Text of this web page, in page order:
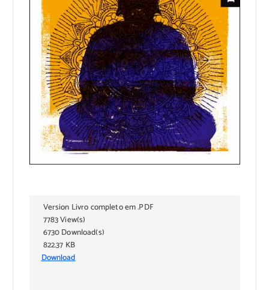
Version Livro completo em .PDF
7783 View(s)
6730 Download(s)
822.37 KB
Download